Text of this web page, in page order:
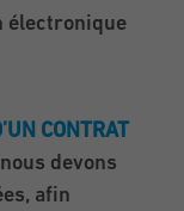
électronique
CONTRAT
devons
afin